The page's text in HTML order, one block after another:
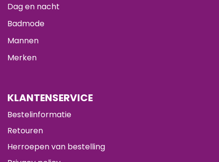
Dag en nacht
Badmode
Mannen
Merken
KLANTENSERVICE
Bestelinformatie
Retouren
Herroepen van bestelling